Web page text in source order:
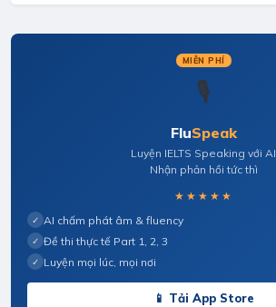
MIỄN PHÍ
🎙️
FluSpeak
Luyện IELTS Speaking với AI
Nhận phản hồi tức thì
★★★★★
✓ AI chấm phát âm & fluency
✓ Đề thi thực tế Part 1, 2, 3
✓ Luyện mọi lúc, mọi nơi
📱 Tải App Store